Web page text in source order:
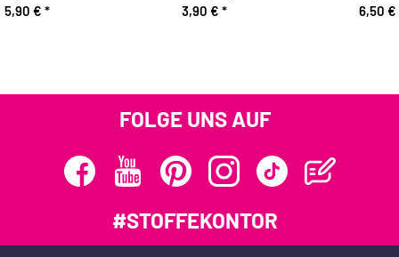
5,90 € *
3,90 € *
6,50 €
FOLGE UNS AUF
#STOFFEKONTOR